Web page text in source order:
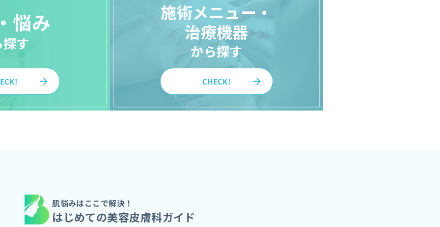
悩み
す
施術メニュー・
治療機器
から探す
CHECK!
肌悩みはここで解決！
はじめての美容皮膚科ガイド